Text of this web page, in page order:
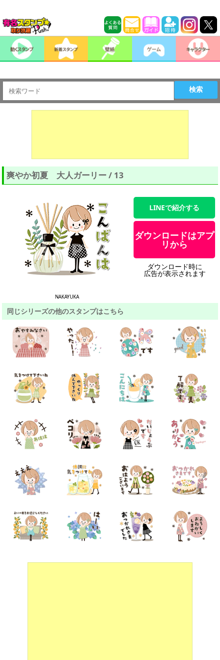
検索
爽やか初夏 大人ガーリー / 13
NAKAYUKA
LINEで紹介する
ダウンロードはアプ
リから
ダウンロード時に
広告が表示されます
同じシリーズの他のスタンプはこちら